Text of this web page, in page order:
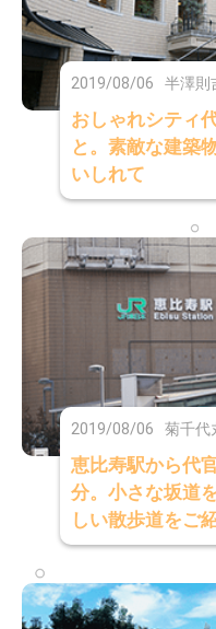
2019/08/06 半澤則
おしゃれシティ
と。素敵な建築
いしれて
2019/08/06 菊千代
恵比寿駅から代
分。小さな坂道
しい散歩道をご